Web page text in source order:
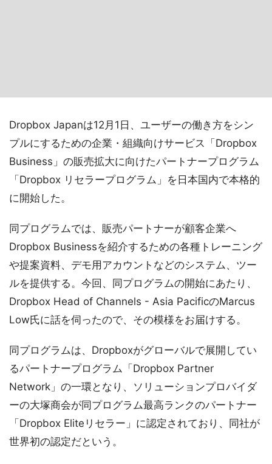
Dropbox Japanは12月1日、ユーザーの働き方をシン
プルにするための企業・組織向けサービス「Dropbox
Business」の販売拡大に向けたパートナープログラム
「Dropbox リセラープログラム」を日本国内で本格的
に開始した。
同プログラムでは、販売パートナーが顧客企業へ
Dropbox Businessを紹介するための各種トレーニング
や提案資料、デモ用アカウントなどのシステム、ツー
ルを提供する。今回、同プログラムの開始にあたり、
Dropbox Head of Channels - Asia PacificのMarcus
Low氏に話を伺ったので、その模様をお届けする。
同プログラムは、Dropboxがグローバルで展開してい
るパートナープログラム「Dropbox Partner
Network」の一環となり、ソリューションプロバイダ
ーの大塚商会が同プログラム最高ランクのパートナー
「Dropbox Eliteリセラー」に認定されており、同社が
世界初の認定だという。